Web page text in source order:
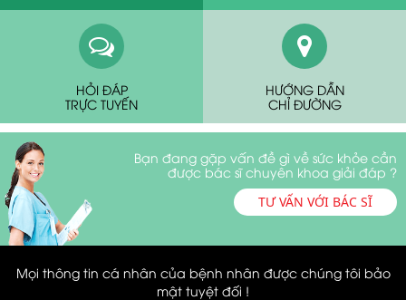
HỎI ĐÁP
TRỰC TUYẾN
HƯỚNG DẪN
CHỈ ĐƯỜNG
Bạn đang gặp vấn đề gì về sức khỏe cần
được bác sĩ chuyên khoa giải đáp ?
TƯ VẤN VỚI BÁC SĨ
Mọi thông tin cá nhân của bệnh nhân được chúng tôi bảo
mật tuyệt đối !